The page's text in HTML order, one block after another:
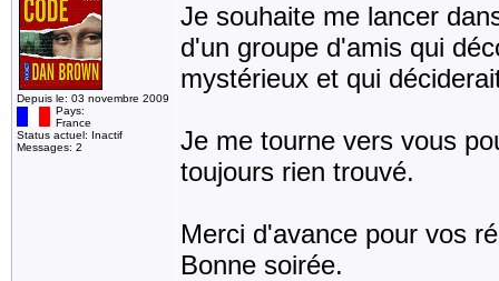
Depuis le: 03 novembre 2009
Pays:
France
Status actuel: Inactif
Messages: 2
Je souhaite me lancer
d'un groupe d'amis qui
mystérieux et qui
Je me tourne vers vous
toujours rien trouvé.
Merci d'avance pour vos
Bonne soirée.